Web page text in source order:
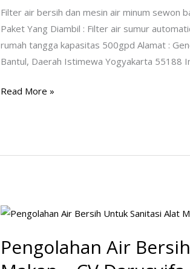
Filter air bersih dan mesin air minum sewon
Paket Yang Diambil : Filter air sumur
rumah tangga kapasitas 500gpd Alamat :
Bantul, Daerah Istimewa Yogyakarta 55188
yogyakarta
Read More »
Pengolahan Air
Pengolahan
Bersih